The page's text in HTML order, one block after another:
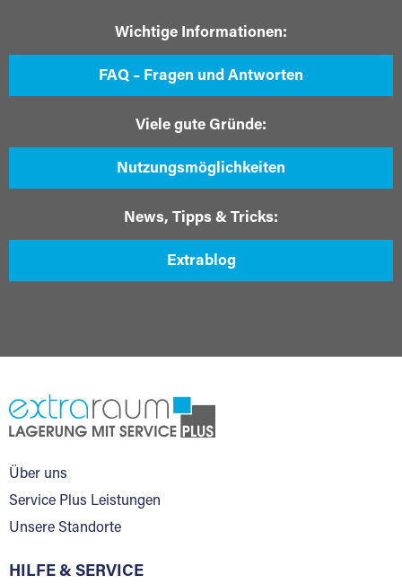
Wichtige Informationen:
FAQ – Fragen und Antworten
Viele gute Gründe:
Nutzungsmöglichkeiten
News, Tipps & Tricks:
Extrablog
Über uns
Service Plus Leistungen
Unsere Standorte
HILFE & SERVICE